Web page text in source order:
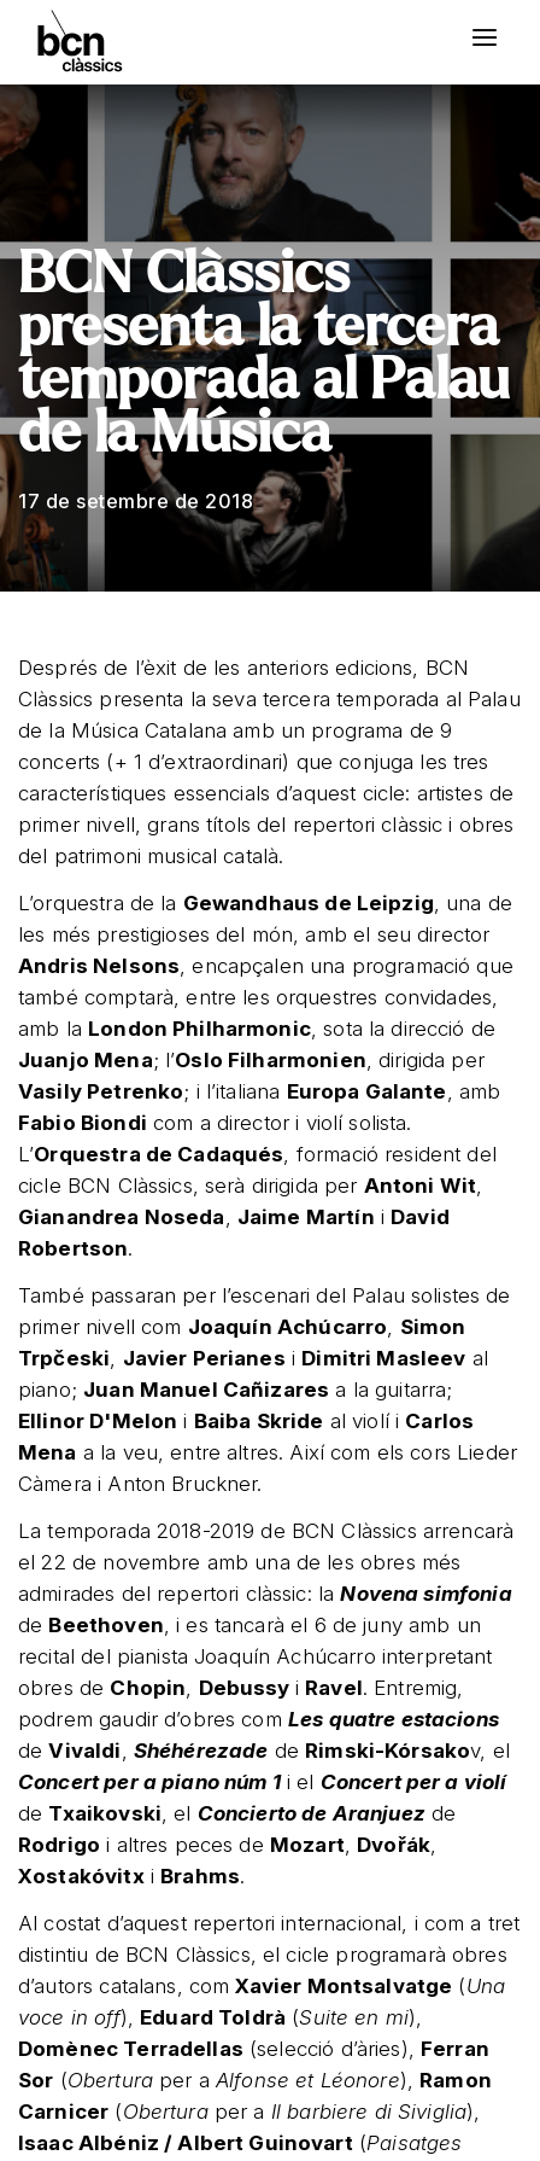
BCN Clàssics
presenta la tercera
temporada al Palau
de la Música
17 de setembre de 2018
Després de l’èxit de les anteriors edicions, BCN
Clàssics presenta la seva tercera temporada al Palau
de la Música Catalana amb un programa de 9
concerts (+ 1 d’extraordinari) que conjuga les tres
característiques essencials d’aquest cicle: artistes de
primer nivell, grans títols del repertori clàssic i obres
del patrimoni musical català.
L’orquestra de la Gewandhaus de Leipzig, una de
les més prestigioses del món, amb el seu director
Andris Nelsons, encapçalen una programació que
també comptarà, entre les orquestres convidades,
amb la London Philharmonic, sota la direcció de
Juanjo Mena; l’Oslo Filharmonien, dirigida per
Vasily Petrenko; i l’italiana Europa Galante, amb
Fabio Biondi com a director i violí solista.
L’Orquestra de Cadaqués, formació resident del
cicle BCN Clàssics, serà dirigida per Antoni Wit,
Gianandrea Noseda, Jaime Martín i David
Robertson.
També passaran per l’escenari del Palau solistes de
primer nivell com Joaquín Achúcarro, Simon
Trpčeski, Javier Perianes i Dimitri Masleev al
piano; Juan Manuel Cañizares a la guitarra;
Ellinor D'Melon i Baiba Skride al violí i Carlos
Mena a la veu, entre altres. Així com els cors Lieder
Càmera i Anton Bruckner.
La temporada 2018-2019 de BCN Clàssics arrencarà
el 22 de novembre amb una de les obres més
admirades del repertori clàssic: laNovena simfonia
de Beethoven, i es tancarà el 6 de juny amb un
recital del pianista Joaquín Achúcarro interpretant
obres de Chopin, Debussy i Ravel. Entremig,
podrem gaudir d’obres com Les quatre estacions
deVivaldi, Shéhérezade de Rimski-Kórsakov, el
Concert per a piano núm 1i el Concert per a violí
de Txaikovski, el Concierto de Aranjuezde
Rodrigo i altres peces de Mozart, Dvořák,
Xostakóvitxi Brahms.
Al costat d’aquest repertori internacional, i com a tret
distintiu de BCN Clàssics, el cicle programarà obres
d’autors catalans, comXavier Montsalvatge (Una
voce in off), Eduard Toldrà (Suite en mi),
Domènec Terradellas (selecció d’àries), Ferran
Sor (Oberturaper aAlfonse et Léonore), Ramon
Carnicer (Oberturaper a Il barbiere di Siviglia),
Isaac Albéniz / Albert Guinovart(Paisatges